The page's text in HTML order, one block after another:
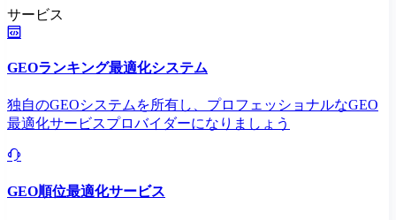
サービス
GEOランキング最適化システム
独自のGEOシステムを所有し、プロフェッショナルなGEO
最適化サービスプロバイダーになりましょう
GEO順位最適化サービス